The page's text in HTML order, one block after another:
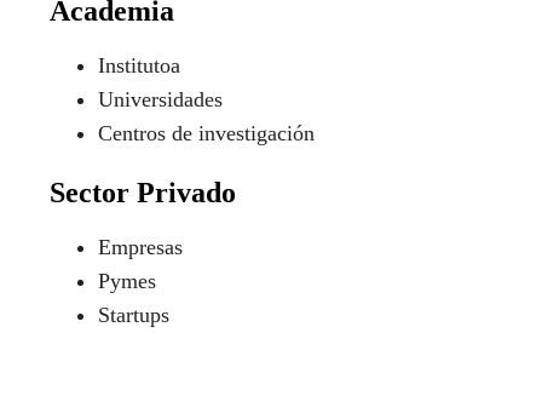
Academia
Institutoa
Universidades
Centros de investigación
Sector Privado
Empresas
Pymes
Startups